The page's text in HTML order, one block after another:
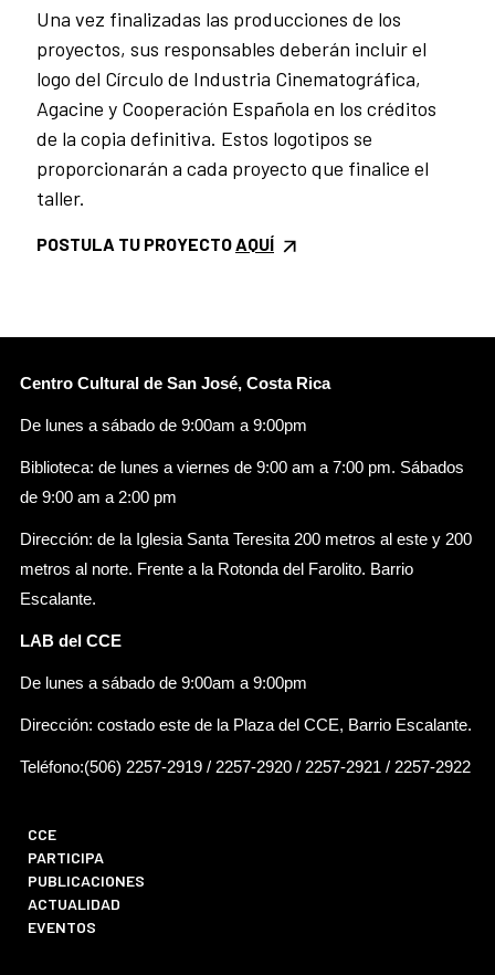
Una vez finalizadas las producciones de los
proyectos, sus responsables deberán incluir el
logo del Círculo de Industria Cinematográfica,
Agacine y Cooperación Española en los créditos
de la copia definitiva. Estos logotipos se
proporcionarán a cada proyecto que finalice el
taller.
POSTULA TU PROYECTOAQUÍ
Centro Cultural de San José, Costa Rica
De lunes a sábado de 9:00am a 9:00pm
Biblioteca: de lunes a viernes de 9:00 am a 7:00 pm. Sábados
de 9:00 am a 2:00 pm
Dirección: de la Iglesia Santa Teresita 200 metros al este y 200
metros al norte. Frente a la Rotonda del Farolito. Barrio
Escalante.
LAB del CCE
De lunes a sábado de 9:00am a 9:00pm
Dirección: costado este de la Plaza del CCE, Barrio Escalante.
Teléfono:(506) 2257-2919 / 2257-2920 / 2257-2921 / 2257-2922
CCE
PARTICIPA
PUBLICACIONES
ACTUALIDAD
EVENTOS